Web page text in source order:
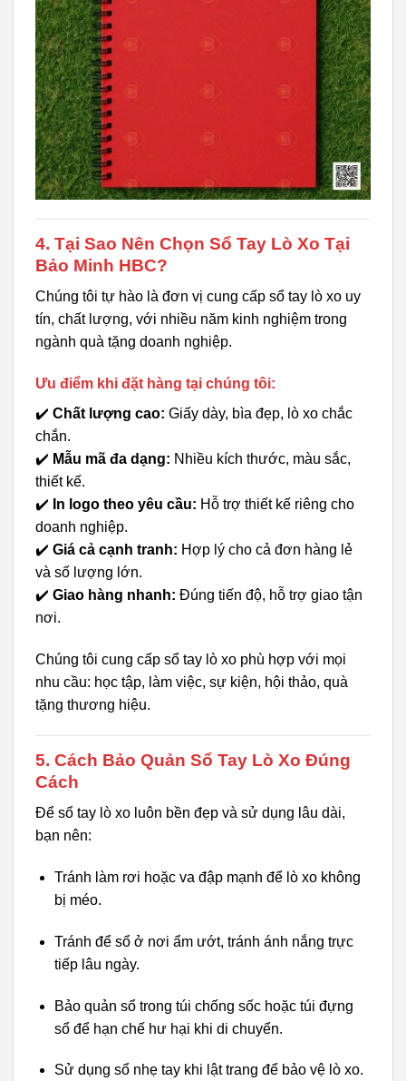
4. Tại Sao Nên Chọn Sổ Tay Lò Xo Tại
Bảo Minh HBC?
Chúng tôi tự hào là đơn vị cung cấp sổ tay lò xo uy
tín, chất lượng, với nhiều năm kinh nghiệm trong
ngành quà tặng doanh nghiệp.
Ưu điểm khi đặt hàng tại chúng tôi:
✔️ Chất lượng cao: Giấy dày, bìa đẹp, lò xo chắc
chắn.
✔️ Mẫu mã đa dạng: Nhiều kích thước, màu sắc,
thiết kế.
✔️ In logo theo yêu cầu: Hỗ trợ thiết kế riêng cho
doanh nghiệp.
✔️ Giá cả cạnh tranh: Hợp lý cho cả đơn hàng lẻ
và số lượng lớn.
✔️ Giao hàng nhanh: Đúng tiến độ, hỗ trợ giao tận
nơi.
Chúng tôi cung cấp sổ tay lò xo phù hợp với mọi
nhu cầu: học tập, làm việc, sự kiện, hội thảo, quà
tặng thương hiệu.
5. Cách Bảo Quản Sổ Tay Lò Xo Đúng
Cách
Để sổ tay lò xo luôn bền đẹp và sử dụng lâu dài,
bạn nên:
Tránh làm rơi hoặc va đập mạnh để lò xo không
bị méo.
Tránh để sổ ở nơi ẩm ướt, tránh ánh nắng trực
tiếp lâu ngày.
Bảo quản sổ trong túi chống sốc hoặc túi đựng
sổ để hạn chế hư hại khi di chuyển.
Sử dụng sổ nhẹ tay khi lật trang để bảo vệ lò xo.